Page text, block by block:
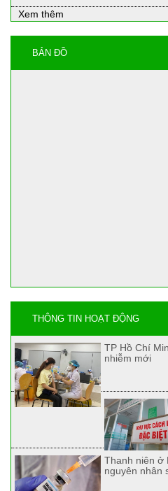
Xem thêm
BẢN ĐỒ
THÔNG TIN HOẠT ĐỘNG
TP Hồ Chí
nhiễm mới
Thanh niên ở
nguyên nhân